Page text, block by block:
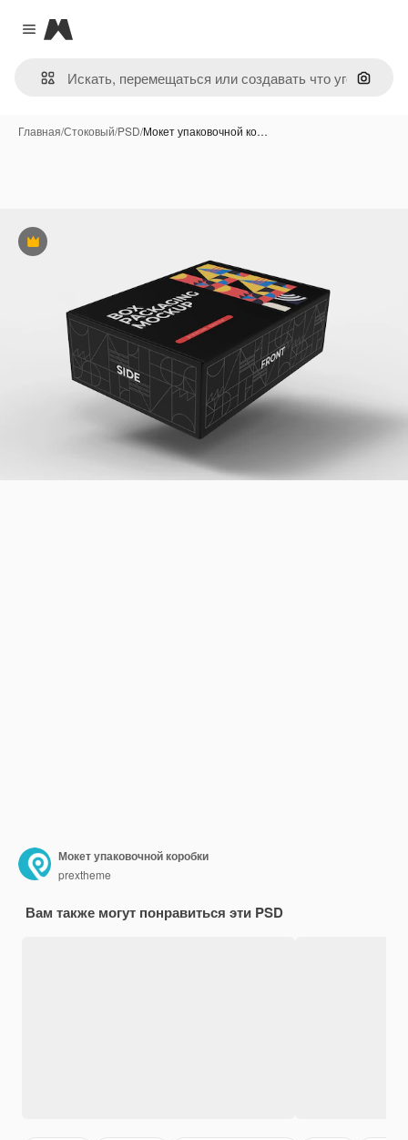
Close menu
Magnific
Поиск
Главная/Стоковый/PSD/Мокет упаковочной ко…
Премиум
Мокет упаковочной коробки
prextheme
Вам также могут понравиться эти PSD